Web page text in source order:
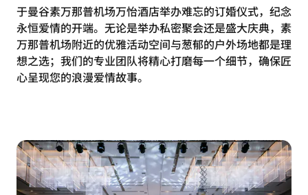
于曼谷素万那普机场万怡酒店举办难忘的订婚仪式，纪念
永恒爱情的开端。无论是举办私密聚会还是盛大庆典，素
万那普机场附近的优雅活动空间与葱郁的户外场地都是理
想之选；我们的专业团队将精心打磨每一个细节，确保匠
心呈现您的浪漫爱情故事。